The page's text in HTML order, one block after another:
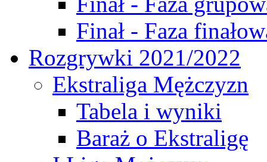
Finał - Faza
Rozgrywki 2021/2022
Ekstraliga Mężczyzn
Tabela i wyniki
Baraż o Ekstraligę